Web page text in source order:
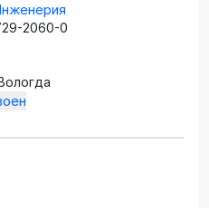
2060-0